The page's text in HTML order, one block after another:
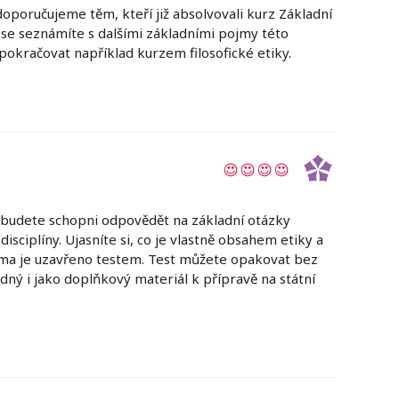
těm, kteří již absolvovali kurz Základní
seznámíte s dalšími základními pojmy této
například kurzem filosofické etiky.
schopni odpovědět na základní otázky
Ujasníte si, co je vlastně obsahem etiky a
je uzavřeno testem. Test můžete opakovat bez
i jako doplňkový materiál k přípravě na státní